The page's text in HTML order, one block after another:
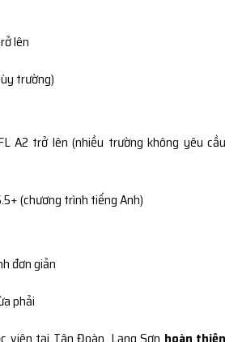
lên
trường)
A2 trở lên (nhiều trường không yêu cầu
(chương trình tiếng Anh)
đơn giản
phải